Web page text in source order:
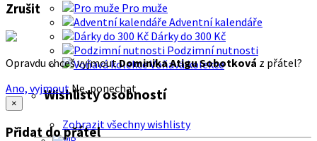
Pro muže
Adventní kalendáře
Dárky do 300 Kč
Podzimní nutnosti
Voňavá kolekce
Wishlisty osobností
Zobrazit všechny wishlisty
Zrušit
Opravdu chceš vyjmoutDominika Atigu Sobotková z přátel?
Ano, vyjmout Ne, ponechat
×
Přidat do přátel